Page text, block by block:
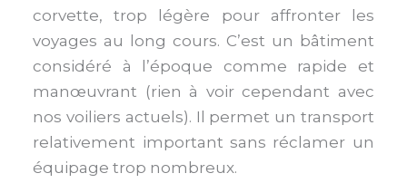
corvette, trop légère pour affronter les
voyages au long cours. C’est un bâtiment
considéré à l’époque comme rapide et
manœuvrant (rien à voir cependant avec
nos voiliers actuels). Il permet un transport
relativement important sans réclamer un
équipage trop nombreux.